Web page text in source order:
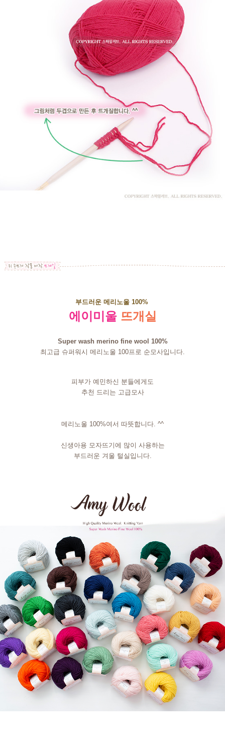
부드러운 메리노울 100%
에이미울 뜨개실
Super wash merino fine wool 100%
최고급 슈퍼워시 메리노울 100프로 순모사입니다.
피부가 예민하신 분들에게도
추천 드리는 고급모사
메리노울 100%여서 따뜻합니다. ^^
신생아용 모자뜨기에 많이 사용하는
부드러운 겨울 털실입니다.